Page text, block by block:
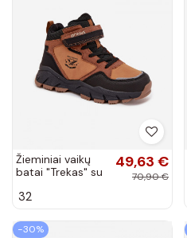
Žieminiai vaikų
batai "Trekas" su
rudi, Miravie
49,63 €
70,90 €
32
−30%